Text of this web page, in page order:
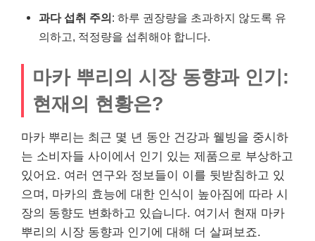
과다 섭취 주의: 하루 권장량을 초과하지 않도록 유
의하고, 적정량을 섭취해야 합니다.
마카 뿌리의 시장 동향과 인기:
현재의 현황은?
마카 뿌리는 최근 몇 년 동안 건강과 웰빙을 중시하
는 소비자들 사이에서 인기 있는 제품으로 부상하고
있어요. 여러 연구와 정보들이 이를 뒷받침하고 있
으며, 마카의 효능에 대한 인식이 높아짐에 따라 시
장의 동향도 변화하고 있습니다. 여기서 현재 마카
뿌리의 시장 동향과 인기에 대해 더 살펴보죠.